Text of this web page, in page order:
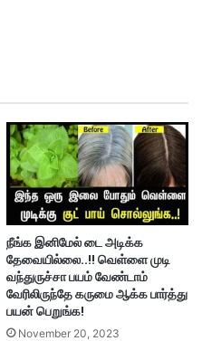
நீங்க இனிமேல் டை அடிக்க
தேவையில்லை..!! வெள்ளை முடி
வந்துருச்சா பயம் வேண்டாம்
வேரிலிருந்தே கருமை ஆக்க பார்த்து
பயன் பெறுங்க!
November 20, 2023